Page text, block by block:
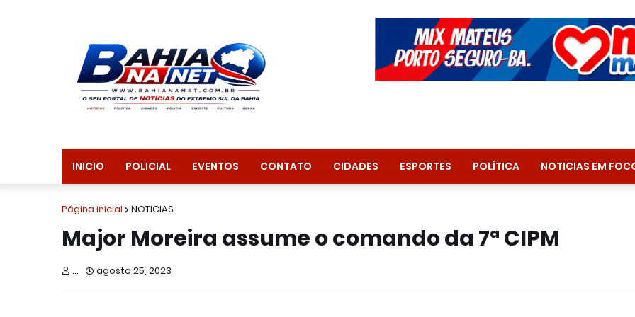
INICIO POLICIAL EVENTOS CONTATO CIDADES ESPORTES POLÍTICA NOTICIAS EM
Página inicial NOTICIAS
Major Moreira assume o comando da 7ª CIPM
... agosto 25, 2023